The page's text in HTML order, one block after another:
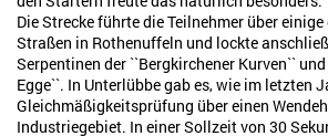
Die Strecke führte die Teilnehmer über
Straßen in Rothenuffeln und lockte
Serpentinen der ``Bergkirchener Kurven``
Egge``. In Unterlübbe gab es, wie im letzten
Gleichmäßigkeitsprüfung über einen
Industriegebiet. In einer Sollzeit von 30